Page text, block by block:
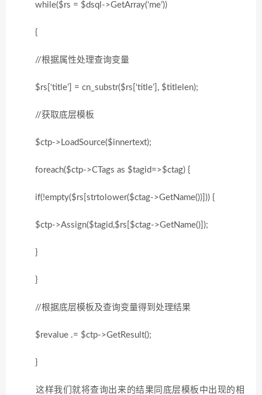
while($rs = $dsql->GetArray(‘me’))
{
//根据属性处理查询变量
$rs[‘title’] = cn_substr($rs[‘title’], $titlelen);
//获取底层模板
$ctp->LoadSource($innertext);
foreach($ctp->CTags as $tagid=>$ctag) {
if(!empty($rs[strtolower($ctag->GetName())])) {
$ctp->Assign($tagid,$rs[$ctag->GetName()]);
}
}
//根据底层模板及查询变量得到处理结果
$revalue .= $ctp->GetResult();
}
这样我们就将查询出来的结果同底层模板中出现的相